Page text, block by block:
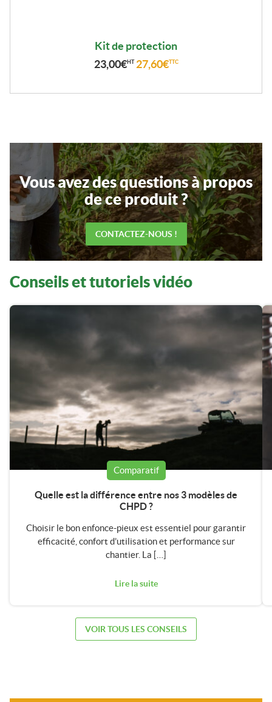
Kit de protection
23,00€HT 27,60€TTC
Vous avez des questions à propos
de ce produit ?
CONTACTEZ-NOUS !
Conseils et tutoriels vidéo
Comparatif
Quelle est la différence entre nos 3 modèles de
CHPD ?
Choisir le bon enfonce-pieux est essentiel pour garantir
efficacité, confort d’utilisation et performance sur
chantier. La […]
Lire la suite
VOIR TOUS LES CONSEILS